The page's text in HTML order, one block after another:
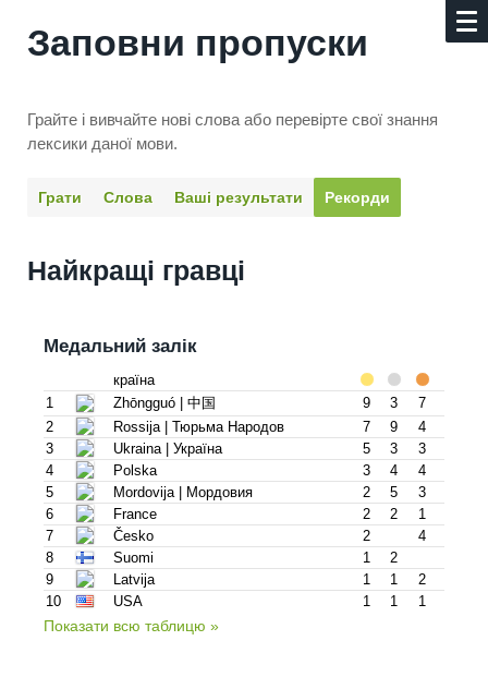
Заповни пропуски
Грайте і вивчайте нові слова або перевірте свої знання
лексики даної мови.
Грати Слова Ваші результати Рекорди
Найкращі гравці
Медальний залік
країна
1
Zhōngguó | 中国 9 3
7
2
Rossija | Тюрьма Народов 7 9
4
3
Ukraina | Украïна 5 3
3
4
Polska 3 4
4
5
Mordovija | Мордовия 2 5
3
6
France 2 2
1
7
Česko 2
4
8
Suomi 1
2
9
Latvija 1 1
2
10
USA 1 1 1
Показати всю таблицю »